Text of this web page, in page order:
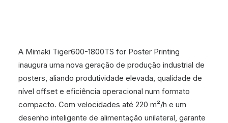
A Mimaki Tiger600-1800TS for Poster Printing
inaugura uma nova geração de produção industrial de
posters, aliando produtividade elevada, qualidade de
nível offset e eficiência operacional num formato
compacto. Com velocidades até 220 m²/h e um
desenho inteligente de alimentação unilateral, garante